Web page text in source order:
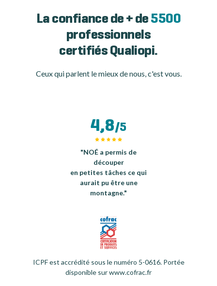
La confiance de + de 5500
professionnels
certifiés Qualiopi.
Ceux qui parlent le mieux de nous, c'est vous.
4,8/5
"NOÉ a permis de
découper
en petites tâches ce qui
aurait pu être une
montagne."
ICPF est accrédité sous le numéro 5-0616. Portée
disponible sur www.cofrac.fr